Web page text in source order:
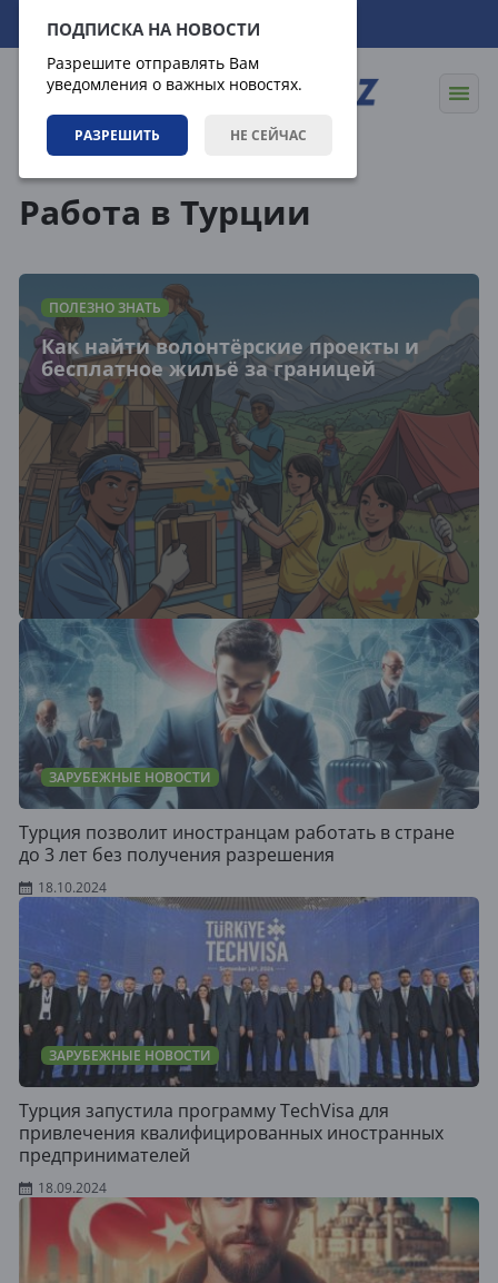
ПОДПИСКА НА НОВОСТИ
Разрешите отправлять Вам
уведомления о важных новостях.
РАЗРЕШИТЬ НЕ СЕЙЧАС
08.08.2026 23:16:36
Работа в Турции
ПОЛЕЗНО ЗНАТЬ
Как найти волонтёрские проекты и
бесплатное жильё за границей
ЗАРУБЕЖНЫЕ НОВОСТИ
Турция позволит иностранцам работать в стране
до 3 лет без получения разрешения
18.10.2024
ЗАРУБЕЖНЫЕ НОВОСТИ
Турция запустила программу TechVisa для
привлечения квалифицированных иностранных
предпринимателей
18.09.2024